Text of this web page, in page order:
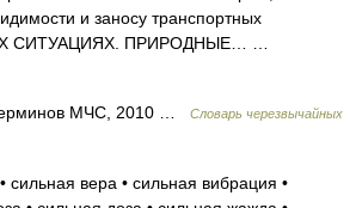
и заносу транспортных
СИТУАЦИЯХ. ПРИРОДНЫЕ… …
МЧС, 2010 …
Словарь черезвычайных
сильная вера • сильная вибрация •